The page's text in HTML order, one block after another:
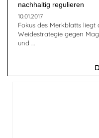
nachhaltig regulieren
10.01.2017
Fokus des Merkblatts
Weidestrategie gegen
und …